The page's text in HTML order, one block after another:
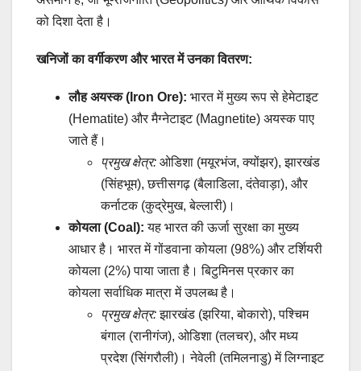
को दिशा देता है।
खनिजों का वर्गीकरण और भारत में उनका वितरण:
लौह अयस्क (Iron Ore): भारत में मुख्य रूप से हेमेटाइट
(Hematite) और मैग्नेटाइट (Magnetite) अयस्क पाए
जाते हैं।
प्रमुख क्षेत्र: ओडिशा (मयूरभंज, क्योंझर), झारखंड
(सिंहभूम), छत्तीसगढ़ (बैलाडिला, दंतेवाड़ा), और
कर्नाटक (कुद्रेमुख, बेल्लारी)।
कोयला (Coal): यह भारत की ऊर्जा सुरक्षा का मुख्य
आधार है। भारत में गोंडवाना कोयला (98%) और टर्शियरी
कोयला (2%) पाया जाता है। बिटुमिनस प्रकार का
कोयला सर्वाधिक मात्रा में उपलब्ध है।
प्रमुख क्षेत्र:झारखंड (झरिया, बोकारो), पश्चिम
बंगाल (रानीगंज), ओडिशा (तलचर), और मध्य
प्रदेश (सिंगरौली)। नेवेली (तमिलनाडु) में लिग्नाइट